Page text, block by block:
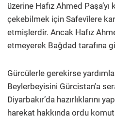
üzerine Hafız Ahmed
çekebilmek için Safevîlere
etmişlerdir. Ancak Hafız
etmeyerek Bağdad tarafına
Gürcülerle gerekirse
Beylerbeyisini Gürcistan’a
Diyarbakır’da hazırlıklarını
harekat hakkında ordu